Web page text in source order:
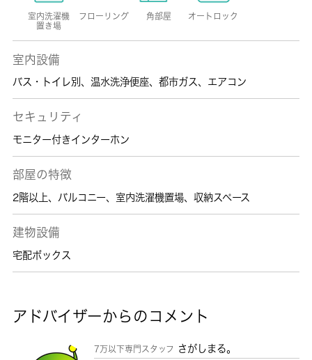
室内洗濯機
置き場
フローリング 角部屋 オートロック
室内設備
バス・トイレ別 、 温水洗浄便座、 都市ガス、 エアコン
セキュリティ
モニター付きインターホン
部屋の特徴
2階以上、 バルコニー、 室内洗濯機置場、 収納スペース
建物設備
宅配ボックス
アドバイザーからのコメント
7万以下専門スタッフ さがしまる。